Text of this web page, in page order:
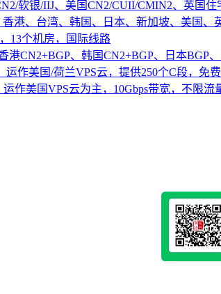
软银/IIJ、美国CN2/CUII/CMIN2、英国住
港、台湾、韩国、日本、新加坡、美国、
13个机房，国际线路
港CN2+BGP、韩国CN2+BGP、日本BGP
运作美国/荷兰VPS云，提供250个C段，免
作美国VPS云为主，10Gbps带宽，不限流